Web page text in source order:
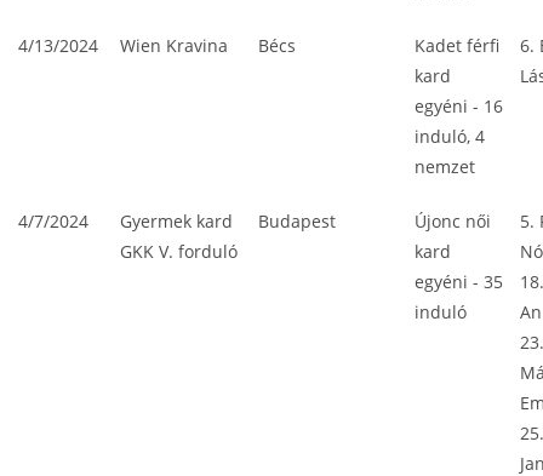
4/13/2024 Wien Kravina Bécs
Kadet férfi
kard
egyéni - 16
induló, 4
nemzet
6.
4/7/2024
Gyermek kard
GKK V. forduló
Budapest
Újonc női
kard
egyéni - 35
induló
5.